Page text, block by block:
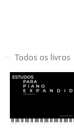
Todos os livros